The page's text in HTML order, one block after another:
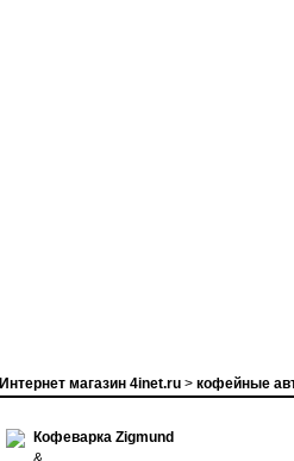
Интернет магазин 4inet.ru > кофейные
Кофеварка Zigmund